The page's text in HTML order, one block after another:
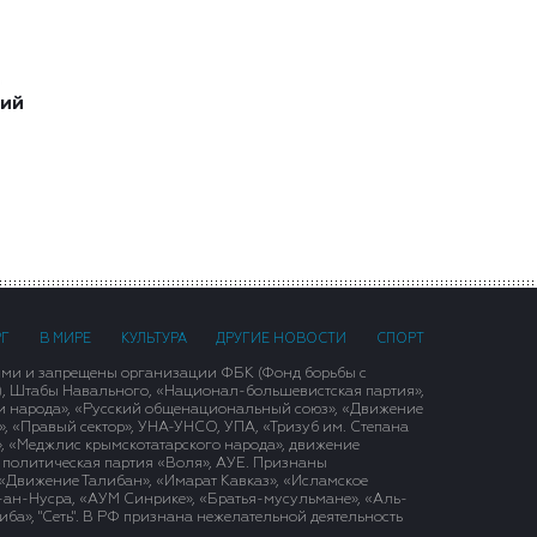
В МИРЕ КУЛЬТУРА ДРУГИЕ НОВОСТИ СПОРТ
и запрещены организации ФБК (Фонд борьбы с
Штабы Навального, «Национал-большевистская партия»,
народа», «Русский общенациональный союз», «Движение
«Правый сектор», УНА-УНСО, УПА, «Тризуб им. Степана
крымскотатарского народа», движение
политическая партия «Воля», АУЕ. Признаны
Талибан», «Имарат Кавказ», «Исламское
ан-Нусра, «АУМ Синрике», «Братья-мусульмане», «Аль-
"Сеть". В РФ признана нежелательной деятельность